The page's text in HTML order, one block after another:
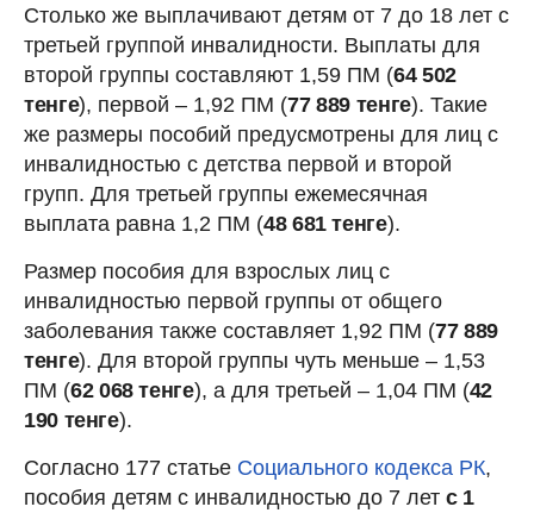
Столько же выплачивают детям от 7 до 18 лет с
третьей группой инвалидности. Выплаты для
второй группы составляют 1,59 ПМ (64 502
тенге), первой – 1,92 ПМ (77 889 тенге). Такие
же размеры пособий предусмотрены для лиц с
инвалидностью с детства первой и второй
групп. Для третьей группы ежемесячная
выплата равна 1,2 ПМ (48 681 тенге).
Размер пособия для взрослых лиц с
инвалидностью первой группы от общего
заболевания также составляет 1,92 ПМ (77 889
тенге). Для второй группы чуть меньше – 1,53
ПМ (62 068 тенге), а для третьей – 1,04 ПМ (42
190 тенге).
Согласно 177 статье Социального кодекса РК,
пособия детям с инвалидностью до 7 лет с 1